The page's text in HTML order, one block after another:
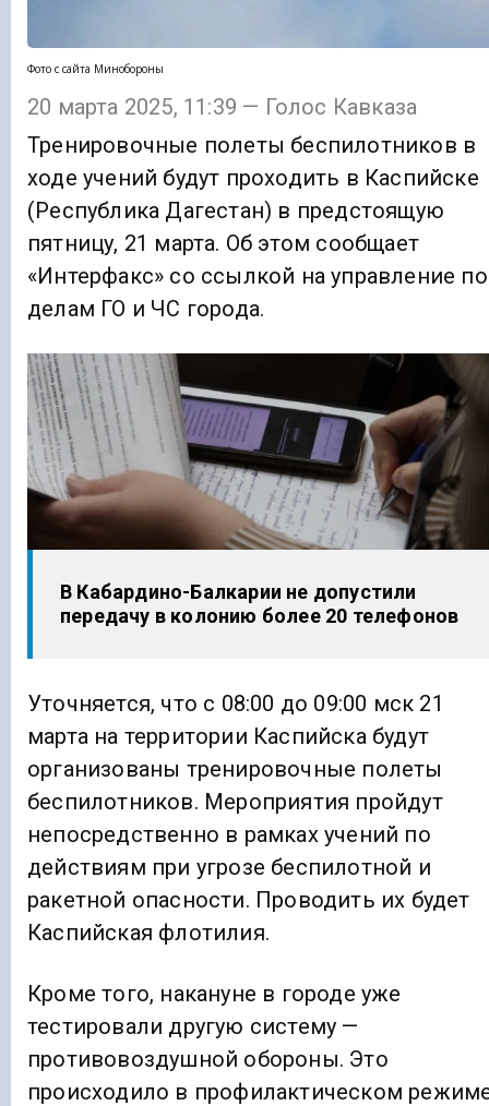
Фото с сайта Минобороны
20 марта 2025, 11:39 — Голос Кавказа
Тренировочные полеты беспилотников в
ходе учений будут проходить в Каспийске
(Республика Дагестан) в предстоящую
пятницу, 21 марта. Об этом сообщает
«Интерфакс» со ссылкой на управление по
делам ГО и ЧС города.
В Кабардино-Балкарии не допустили
передачу в колонию более 20 телефонов
Уточняется, что с 08:00 до 09:00 мск 21
марта на территории Каспийска будут
организованы тренировочные полеты
беспилотников. Мероприятия пройдут
непосредственно в рамках учений по
действиям при угрозе беспилотной и
ракетной опасности. Проводить их будет
Каспийская флотилия.
Кроме того, накануне в городе уже
тестировали другую систему —
противовоздушной обороны. Это
происходило в профилактическом